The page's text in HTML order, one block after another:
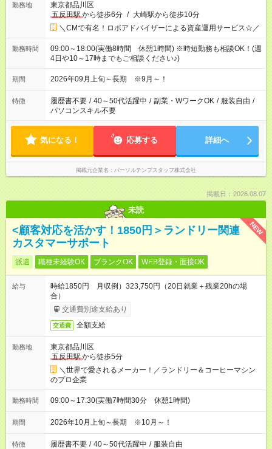
勤務地
東京都品川区
五反田駅から徒歩6分 / 大崎駅から徒歩10分
＼CMで有名！ロボアドバイザーによる資産運用サービス☆／
勤務時間
09:00～18:00(実働8時間 休憩1時間) ※時短勤務も相談OK！(週
4日や10～17時までもご相談ください♪)
期間 2026年09月上旬～長期 ※9月～！
特徴 履歴書不要 / 40～50代活躍中 / 副業・WワークOK / 服装自由 /
パソコンスキル不要
気になる！ 応募する 詳細へ
掲載元企業名 パーソルテンプスタッフ株式会社
掲載日：2026.08.07
未読
NEW
<顧客対応を活かす！1850円＞ランドリー関連
カスタマーサポート
派遣 職種未経験OK ブランクOK WEB登録・面接OK
給与
時給1850円 月収例）323,750円（20日就業＋残業20hの場
合）
交通費別途支給あり
交通費 全額支給
勤務地
東京都品川区
五反田駅から徒歩5分
＼世界で愛されるメーカー！／ランドリー＆コーヒーマシン
のプロ企業
勤務時間 09:00～17:30(実働7時間30分 休憩1時間)
期間 2026年10月上旬～長期 ※10月～！
特徴 履歴書不要 / 40～50代活躍中 / 服装自由